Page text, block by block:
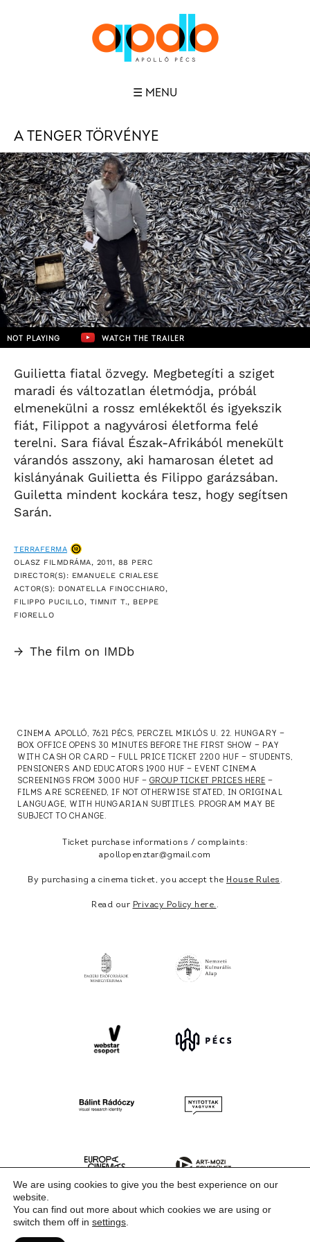
☰ MENU
A TENGER TÖRVÉNYE
NOT PLAYING WATCH THE TRAILER
Guilietta fiatal özvegy. Megbetegíti a sziget
maradi és változatlan életmódja, próbál
elmenekülni a rossz emlékektől és igyekszik
fiát, Filippot a nagyvárosi életforma felé
terelni. Sara fiával Észak-Afrikából menekült
várandós asszony, aki hamarosan életet ad
kislányának Guilietta és Filippo garázsában.
Guiletta mindent kockára tesz, hogy segítsen
Sarán.
TERRAFERMA
OLASZ FILMDRÁMA, 2011, 88 PERC
DIRECTOR(S): EMANUELE CRIALESE
ACTOR(S): DONATELLA FINOCCHIARO,
FILIPPO PUCILLO, TIMNIT T., BEPPE
FIORELLO
→ The film on IMDb
CINEMA APOLLÓ, 7621 PÉCS, PERCZEL MIKLÓS U. 22. HUNGARY —
BOX OFFICE OPENS 30 MINUTES BEFORE THE FIRST SHOW — PAY
WITH CASH OR CARD — FULL PRICE TICKET 2200 HUF — STUDENTS,
PENSIONERS AND EDUCATORS 1900 HUF — EVENT CINEMA
SCREENINGS FROM 3000 HUF — GROUP TICKET PRICES HERE —
FILMS ARE SCREENED, IF NOT OTHERWISE STATED, IN ORIGINAL
LANGUAGE, WITH HUNGARIAN SUBTITLES. PROGRAM MAY BE
SUBJECT TO CHANGE.
Ticket purchase informations / complaints:
apollopenztar@gmail.com
By purchasing a cinema ticket, you accept the House Rules .
Read our Privacy Policy here. .
We are using cookies to give you the best experience on our
website.
You can find out more about which cookies we are using or
switch them off in settings